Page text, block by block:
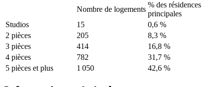
Nombre de logements
% des résidences
principales
Studios
15
0,6 %
2 pièces
205
8,3 %
3 pièces
414
16,8 %
4 pièces
782
31,7 %
5 pièces et plus
1 050 42,6 %